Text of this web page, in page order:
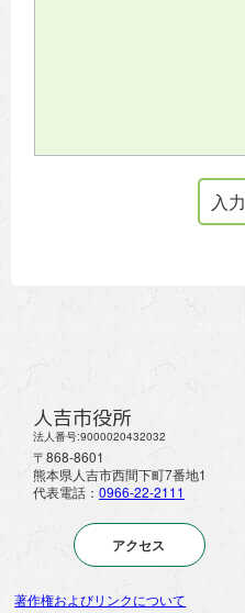
人吉市役所
法人番号:9000020432032
〒868-8601
熊本県人吉市西間下町7番地1
代表電話： 0966-22-2111
アクセス
著作権およびリンクについて